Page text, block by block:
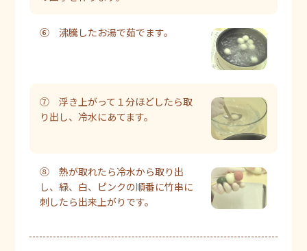
⑥ 沸騰したお湯で茹でます。
⑦ 浮き上がって１分ほどしたら取
り出し、冷水にあてます。
⑧ 熱が取れたら冷水から取り出
し、緑、白、ピンクの順番に竹串に
刺したら出来上がりです。